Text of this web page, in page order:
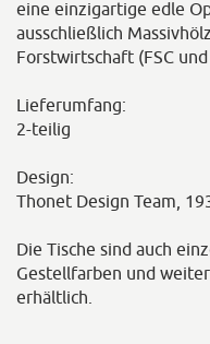
eine einzigartige edle
ausschließlich
Forstwirtschaft (FSC und
Lieferumfang:
2-teilig
Design:
Thonet Design Team,
Die Tische sind auch
Gestellfarben und
erhältlich.